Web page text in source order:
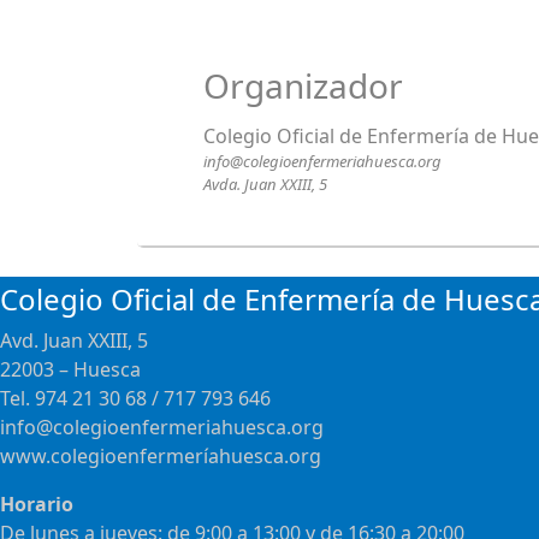
Organizador
Colegio Oficial de Enfermería de
info@colegioenfermeriahuesca.org
Avda. Juan XXIII, 5
Colegio Oficial de Enfermería de
Avd. Juan XXIII, 5
22003 – Huesca
Tel. 974 21 30 68 / 717 793 646
info@colegioenfermeriahuesca.org
www.colegioenfermeríahuesca.org
Horario
De lunes a jueves: de 9:00 a 13:00 y de 16:30 a 20:00